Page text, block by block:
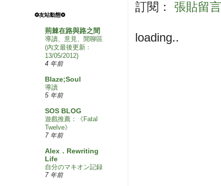
訂閱： 張貼留
loading..
❂友站動態❂
荊棘在路與路之間
導讀、意見、閒聊區
(內文最後更新﹕
13/05/2012)
4 年前
Blaze;Soul
導讀
5 年前
SOS BLOG
遊戲推薦：《Fatal
Twelve》
7 年前
Alex．Rewriting
Life
自分のマキオン記録
7 年前